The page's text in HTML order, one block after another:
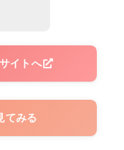
イトへ
てみる